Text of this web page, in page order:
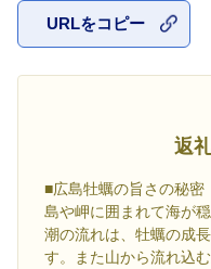
URLをコピー
返
■広島牡蠣の旨さの秘密
島や岬に囲まれて海が
潮の流れは、牡蠣の成
す。また山から流れ込